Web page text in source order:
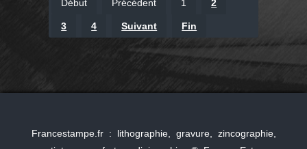
Début Précédent 1 2
3 4 Suivant Fin
Francestampe.fr : lithographie, gravure, zincographie,